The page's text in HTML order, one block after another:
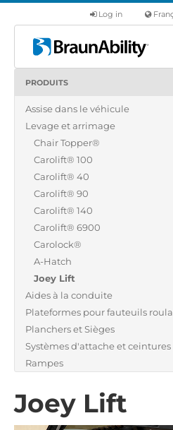
Log in
Produits
Véhicules utilitaires
Nous
Trouver un revendeur
PRODUITS
Assise dans le véhicule
Levage et arrimage
Chair Topper®
Carolift® 100
Carolift® 40
Carolift® 90
Carolift® 140
Carolift® 6900
Carolock®
A-Hatch
Joey Lift
Aides à la conduite
Plateformes pour fauteuils
Planchers et Sièges
Systèmes d'attache et ceintures
Rampes
Joey Lift